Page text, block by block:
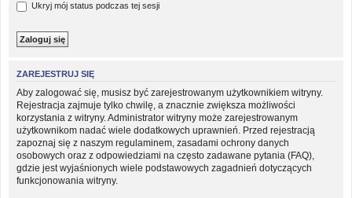
Ukryj mój status podczas tej sesji
ZAREJESTRUJ SIĘ
Aby zalogować się, musisz być zarejestrowanym użytkownikiem witryny.
Rejestracja zajmuje tylko chwilę, a znacznie zwiększa możliwości
korzystania z witryny. Administrator witryny może zarejestrowanym
użytkownikom nadać wiele dodatkowych uprawnień. Przed rejestracją
zapoznaj się z naszym regulaminem, zasadami ochrony danych
osobowych oraz z odpowiedziami na często zadawane pytania (FAQ),
gdzie jest wyjaśnionych wiele podstawowych zagadnień dotyczących
funkcjonowania witryny.